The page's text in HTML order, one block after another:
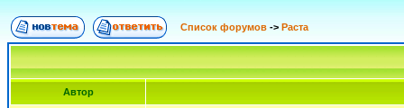
Список форумов -> Раста
Автор